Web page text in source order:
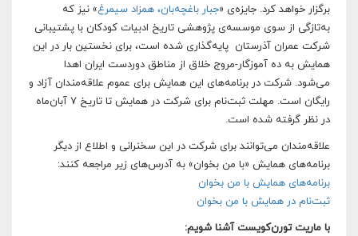
برگزار خواهد کرد. جایزه‌ی «جبار باغچه‌بان، همزاد سیمرغ» نیز که
به‌تازگی از سوی موسسه‌ی پژوهشی تاریخ ادبیات کودکان با پشتیبانی
شرکت عمران آذرستان پایه‌گذاری شده است، برای نخستین بار در این
همایش به ده آموزگار-مروج خلاق از مناطق دوردست ایران اهدا
می‌شود. شرکت در برنامه‌های این همایش برای عموم علاقه‌مندان آزاد و
رایگان است. مهلت ثبت‌نام برای شرکت در همایش تا تاریخ ۷ آبان‌ماه
در نظر گرفته شده است.
علاقه‌مندان می‌توانند برای شرکت در این سخنرانی و اطلاع از دیگر
برنامه‌های همایش «با من بخوان» به آدرس‌های زیر مراجعه کنند:
برنامه‌های همایش با من بخوان
ثبت‌نام در همایش با من بخوان
با ماریت تورن‌کویست آشنا شویم: